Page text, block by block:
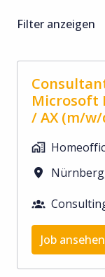
Filter anzeigen
Microsoft
/ AX (m/
Nürnberg
Job ansehen